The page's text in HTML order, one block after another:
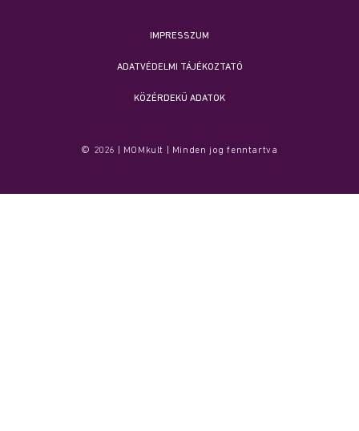
IMPRESSZUM
ADATVÉDELMI TÁJÉKOZTATÓ
KÖZÉRDEKŰ ADATOK
© 2026 | MOMkult | Minden jog fenntartva